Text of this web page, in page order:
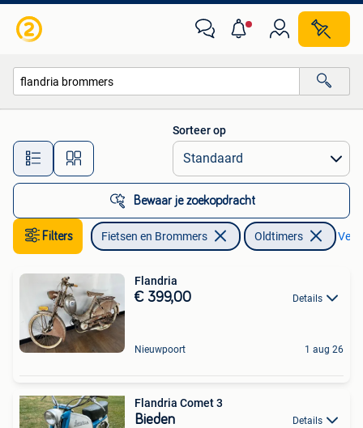
Alle afstanden…
Sorteer op
Bewaar je zoekopdracht
Filters Fietsen en Brommers Oldtimers
Flandria
€ 399,00 Details
Nieuwpoort 1 aug 26
Flandria Comet 3
Bieden Details